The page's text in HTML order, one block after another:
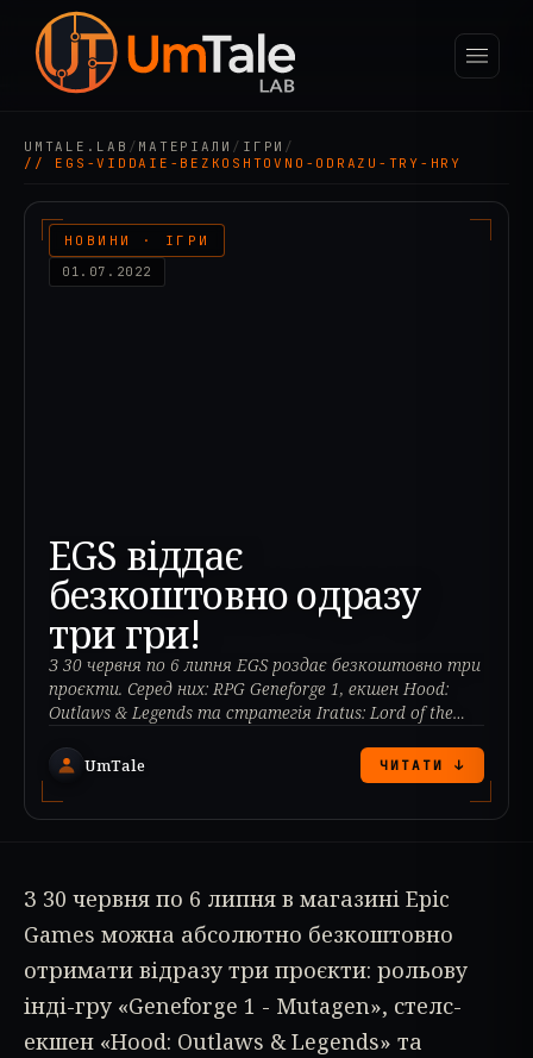
UMTALE.LAB / МАТЕРІАЛИ / ІГРИ /
// EGS-VIDDAIE-BEZKOSHTOVNO-ODRAZU-TRY-HRY
НОВИНИ · ІГРИ
01.07.2022
EGS віддає
безкоштовно одразу
три гри!
З 30 червня по 6 липня EGS роздає безкоштовно три
проєкти. Серед них: RPG Geneforge 1, екшен Hood:
Outlaws & Legends та стратегія Iratus: Lord of the
UmTale ЧИТАТИ ↓
З 30 червня по 6 липня в магазині Epic
Games можна абсолютно безкоштовно
отримати відразу три проєкти: рольову
інді-гру «Geneforge 1 - Mutagen», стелс-
екшен «Hood: Outlaws & Legends» та